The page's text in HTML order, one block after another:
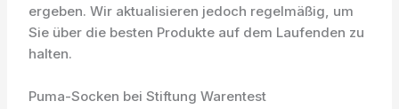
ergeben. Wir aktualisieren jedoch regelmäßig, um
Sie über die besten Produkte auf dem Laufenden zu
halten.
Puma-Socken bei Stiftung Warentest